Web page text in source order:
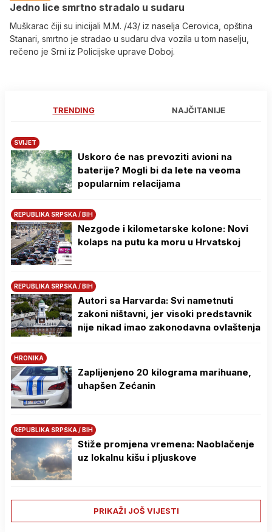
Јedno lice smrtno stradalo u sudaru
Muškarac čiji su inicijali M.M. /43/ iz naselja Cerovica, opština
Stanari, smrtno je stradao u sudaru dva vozila u tom naselju,
rečeno je Srni iz Policijske uprave Doboj.
TRENDING NAJČITANIJE
SVIJET
Uskoro će nas prevoziti avioni na
baterije? Mogli bi da lete na veoma
popularnim relacijama
REPUBLIKA SRPSKA / BIH
Nezgode i kilometarske kolone: Novi
kolaps na putu ka moru u Hrvatskoj
REPUBLIKA SRPSKA / BIH
Autori sa Harvarda: Svi nametnuti
zakoni ništavni, jer visoki predstavnik
nije nikad imao zakonodavna ovlaštenja
HRONIKA
Zaplijenjeno 20 kilograma marihuane,
uhapšen Zećanin
REPUBLIKA SRPSKA / BIH
Stiže promjena vremena: Naoblačenje
uz lokalnu kišu i pljuskove
PRIKAŽI JOŠ VIJESTI